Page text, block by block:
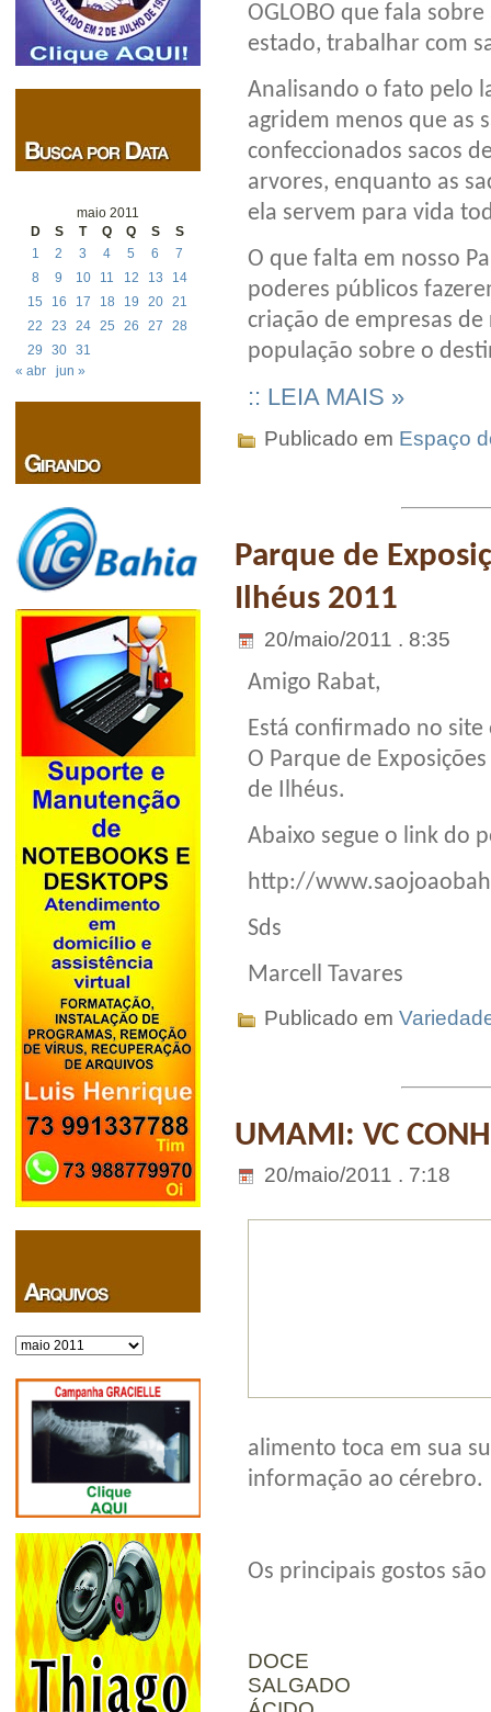
maio 2011
D
S T Q Q S
S
1
2 3 4 5 6
7
8
9 10 11 12 13
14
15
16 17 18 19 20 21
22
23 24 25 26 27
28
29
30 31
« abr
jun »
Arquivos
OGLOBO que fala
estado, trabalhar com
Analisando o fato pelo
agridem menos que as
confeccionados sacos
arvores, enquanto as
ela servem para vida
O que falta em nosso
poderes públicos
criação de empresas
população sobre o
:: LEIA MAIS »
Publicado em Espaço
Parque de
Ilhéus 2011
20/maio/2011 . 8:35
Amigo Rabat,
Está confirmado no site
O Parque de
de Ilhéus.
Abaixo segue o link do
http://
Sds
Marcell Tavares
Publicado em
UMAMI: VC
20/maio/2011 . 7:18
alimento toca em sua
informação ao cérebro.
Os principais gostos
DOCE
SALGADO